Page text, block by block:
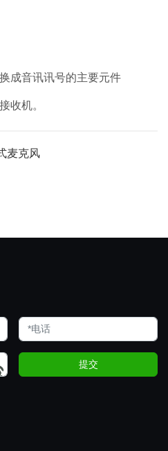
成音讯讯号的主要元件
收机。
麦克风
提交